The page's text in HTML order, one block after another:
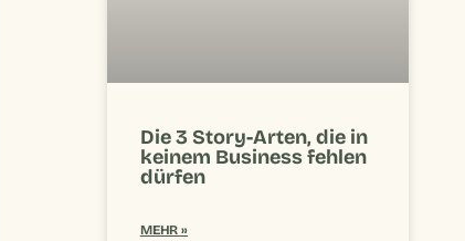
Die 3 Story-Arten, die in
keinem Business fehlen
dürfen
MEHR »